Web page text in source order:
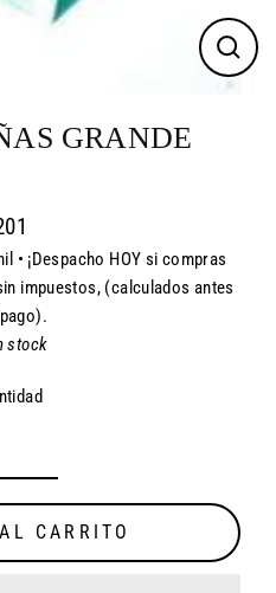
GRANDE
Precio
habitual
• ¡Despacho HOY si compras
impuestos, (calculados antes
stock
CARRITO